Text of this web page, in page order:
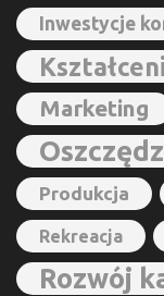
Inwestycje
Marketing
Produkcja
Rekreacja
Rozwój